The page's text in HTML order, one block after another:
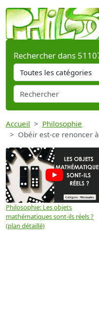
Rechercher dans
Accueil
Philosophie
Obéir est-ce renoncer
Philosophie: Les objets
mathématiques sont-ils réels ?
(plan détaillé)